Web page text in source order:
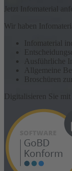
Jetzt Infomaterial
Wir haben
Infomaterial
Ausführliche
Allgemeine
Broschüren
Digitalisieren Sie mit